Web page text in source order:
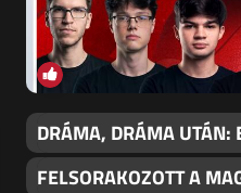
DRÁMA, DRÁMA UTÁN:
FELSORAKOZOTT A